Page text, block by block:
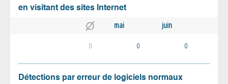
en visitant des sites Internet
mai juin
0 0 0
Détections par erreur de logiciels normaux